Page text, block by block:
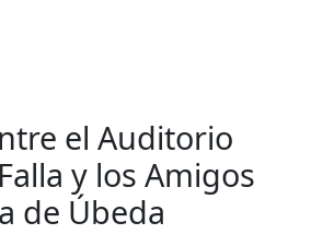
el Auditorio
y los Amigos
de Úbeda